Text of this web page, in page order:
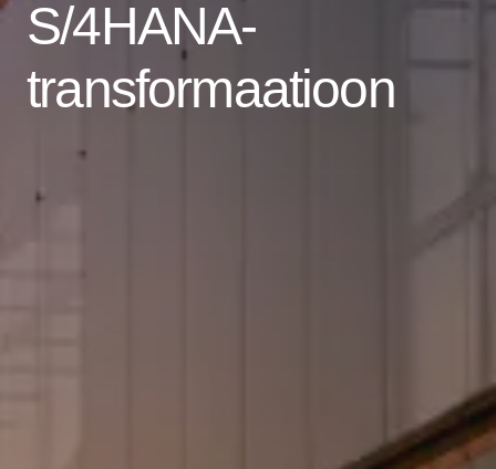
S/4HANA-
transformaatioon